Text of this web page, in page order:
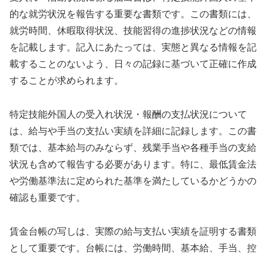
的な就労状況を報告する重要な書類です。この書類には、
就労時間、休暇取得状況、技能習得の進捗状況などの情報
を記載します。記入にあたっては、実態と異なる情報を記
載することのないよう、日々の記録に基づいて正確に作成
することが求められます。
特定技能外国人の受入れ状況・報酬の支払状況について
は、給与や手当の支払い実績を詳細に記録します。この書
類では、基本給与のみならず、残業手当や各種手当の支給
状況も含めて報告する必要があります。特に、最低賃金法
や労働基準法に定められた基準を満たしているかどうかの
確認も重要です。
賃金台帳の写しは、実際の給与支払い実績を証明する書類
として重要です。台帳には、労働時間、基本給、手当、控